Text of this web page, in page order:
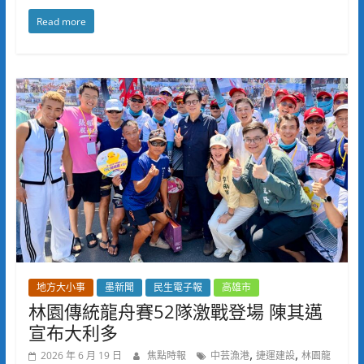
Read more
地方大小事 墨新聞 民生電子報 高雄市
林園傳統龍舟賽52隊激戰登場 陳其邁
宣布大利多
2026 年 6 月 19 日 焦點時報 中芸漁港, 捷運建設, 林園龍